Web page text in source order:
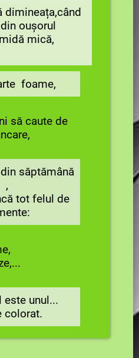
dimineața,când
oușorul
mică,
foame,
să caute de
săptămână
,
tot felul de
este unul...
colorat.